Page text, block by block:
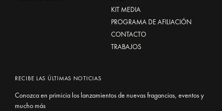
KIT MEDIA
PROGRAMA DE AFILIACIÓN
CONTACTO
TRABAJOS
RECIBE LAS ÚLTIMAS NOTICIAS
Conozca en primicia los lanzamientos de nuevas fragancias, eventos y
mucho más